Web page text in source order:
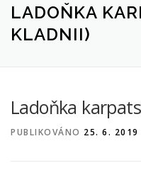
AKTUALITY
KE STAŽENÍ
LADOŇKA
KLADNII)
Ladoňka
PUBLIKOVÁNO 25. 6. 2019